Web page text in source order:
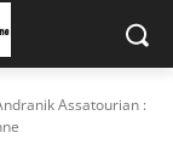
Assatourian :